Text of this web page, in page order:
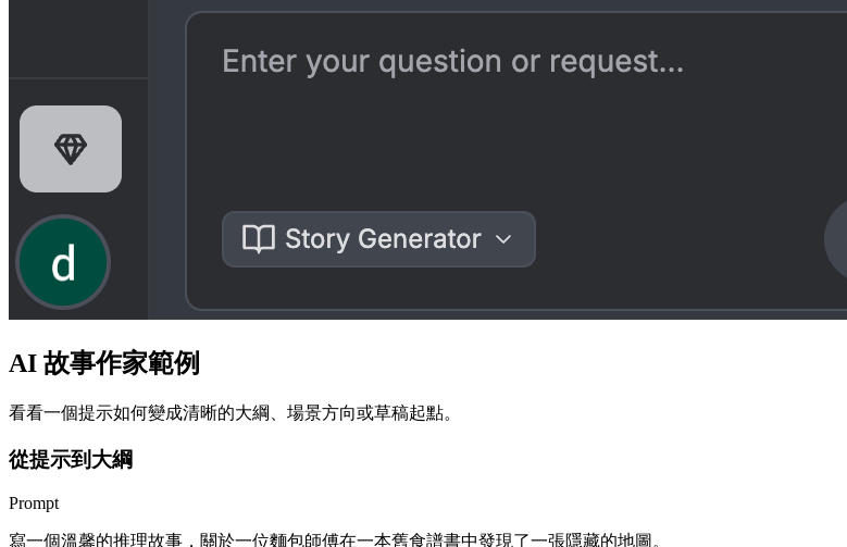
AI 故事作家範例
看看一個提示如何變成清晰的大綱、場景方向或草稿起點。
從提示到大綱
Prompt
寫一個溫馨的推理故事，關於一位麵包師傅在一本舊食譜書中發現了一張隱藏的地圖。